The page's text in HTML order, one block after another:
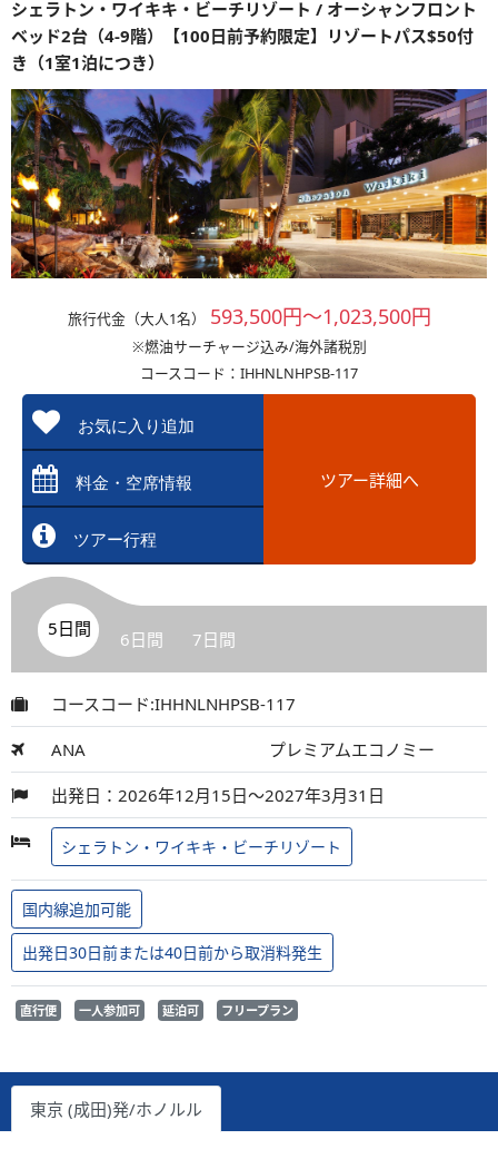
シェラトン・ワイキキ・ビーチリゾート / オーシャンフロント
ベッド2台（4-9階）【100日前予約限定】リゾートパス$50付
き（1室1泊につき）
旅行代金（大人1名） 593,500円～1,023,500円
※燃油サーチャージ込み/海外諸税別
コースコード：IHHNLNHPSB-117
お気に入り追加
料金・空席情報
ツアー行程
ツアー詳細へ
5日間 6日間 7日間
コースコード:IHHNLNHPSB-117
ANA プレミアムエコノミー
出発日：2026年12月15日～2027年3月31日
シェラトン・ワイキキ・ビーチリゾート
国内線追加可能
出発日30日前または40日前から取消料発生
直行便 一人参加可 延泊可 フリープラン
東京 (成田)発/ホノルル